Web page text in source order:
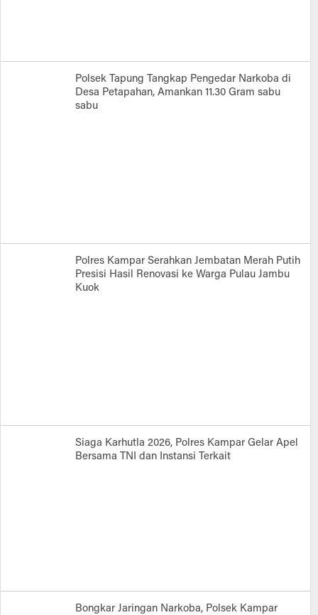
Polsek Tapung Tangkap Pengedar Narkoba di
Desa Petapahan, Amankan 11.30 Gram sabu
sabu
Polres Kampar Serahkan Jembatan Merah Putih
Presisi Hasil Renovasi ke Warga Pulau Jambu
Kuok
Siaga Karhutla 2026, Polres Kampar Gelar Apel
Bersama TNI dan Instansi Terkait
Bongkar Jaringan Narkoba, Polsek Kampar